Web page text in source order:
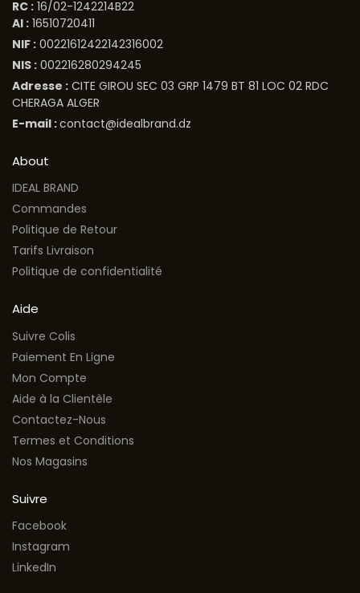
RC : 16/02-1242214B22
AI : 16510720411
NIF : 00221612422142316002
NIS : 002216280294245
Adresse : CITE GIROU SEC 03 GRP 1479 BT 81 LOC 02 RDC
CHERAGA ALGER
E-mail :contact@idealbrand.dz
About
IDEAL BRAND
Commandes
Politique de Retour
Tarifs Livraison
Politique de confidentialité
Aide
Suivre Colis
Paiement En Ligne
Mon Compte
Aide à la Clientèle
Contactez-Nous
Termes et Conditions
Nos Magasins
Suivre
Facebook
Instagram
LinkedIn